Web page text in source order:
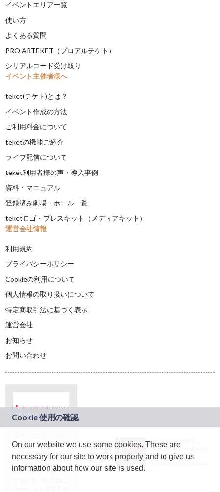
イベントエリア一覧
使い方
よくある質問
PRO ARTEKET（プロアルテケト）
シリアルコード受け取り
イベント主催者様へ
teket(テケト)とは？
イベント作成の方法
ご利用料金について
teketの機能ご紹介
ライブ配信について
teket利用者様の声・導入事例
資料・マニュアル
登録済み劇場・ホール一覧
teketロゴ・プレスキット（メディアキット）
運営会社情報
利用規約
プライバシーポリシー
Cookieの利用について
個人情報の取り扱いについて
特定商取引法に基づく表示
運営会社
お知らせ
お問い合わせ
ドコモグループの新
規事業創出プログラ
ム「docomo
STARTUP」を通じて
JASRAC許諾番号：
9024936001Y45037
JASRAC許諾番号：
On our website we use some cookies. These are
necessary for our site to work properly and to give us
information about how our site is used.